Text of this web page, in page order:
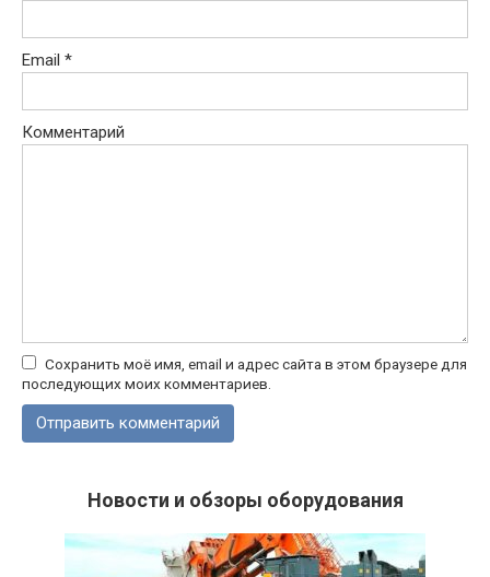
Email *
Комментарий
Сохранить моё имя, email и адрес сайта в этом браузере для
последующих моих комментариев.
Новости и обзоры оборудования